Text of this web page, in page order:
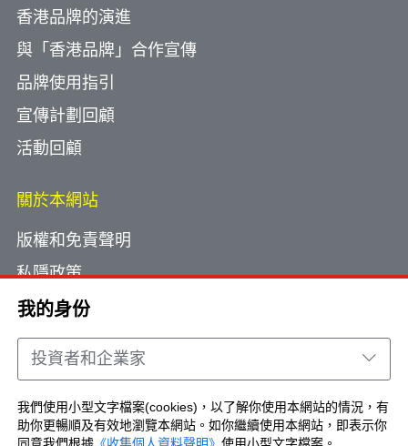
我的身份
投資者和企業家
我們使用小型文字檔案(cookies)，以了解你使用本網站的情況，有
助你更暢順及有效地瀏覽本網站。如你繼續使用本網站，即表示你
香港品牌的演進
與「香港品牌」合作宣傳
品牌使用指引
宣傳計劃回顧
活動回顧
關於本網站
版權和免責聲明
私隱政策
使用小型文字檔案
網頁指南
聯絡我們
Copyright © Brand Hong Kong. All Rights